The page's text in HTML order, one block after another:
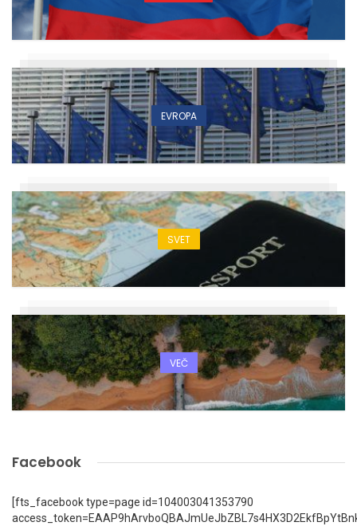
EVROPA
SVET
VEČ
Facebook
[fts_facebook type=page id=104003041353790